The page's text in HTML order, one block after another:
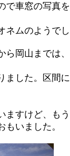
で車窓の写真
ネムのようで
ら岡山までは
ました。区間
ますけど、も
いました。